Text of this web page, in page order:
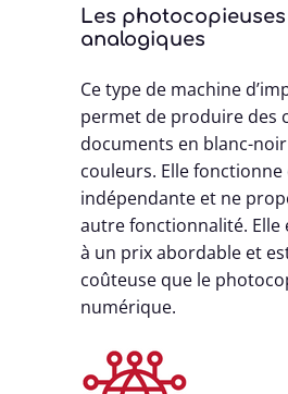
Les photocopieuses
analogiques
Ce type de machine
permet de produire des
documents en blanc-
couleurs. Elle fonctionne
indépendante et ne
autre fonctionnalité. Elle
à un prix abordable et
coûteuse que le
numérique.